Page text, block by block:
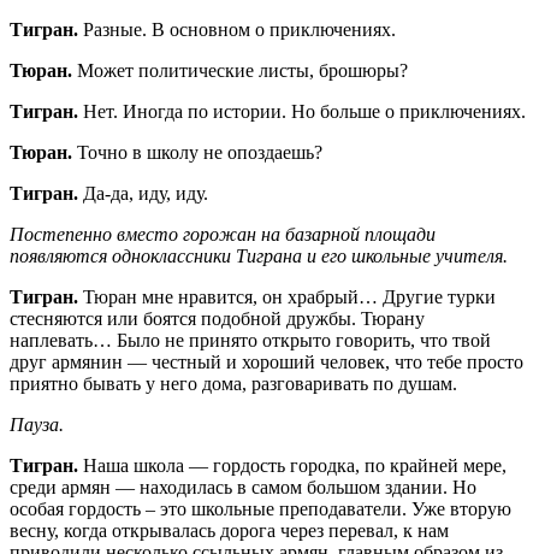
Тигран. Разные. В основном о приключениях.
Тюран. Может политические листы, брошюры?
Тигран. Нет. Иногда по истории. Но больше о приключениях.
Тюран. Точно в школу не опоздаешь?
Тигран. Да-да, иду, иду.
Постепенно вместо горожан на базарной площади
появляются одноклассники Тиграна и его школьные учителя.
Тигран. Тюран мне нравится, он храбрый… Другие турки
стесняются или боятся подобной дружбы. Тюрану
наплевать… Было не принято открыто говорить, что твой
друг армянин — честный и хороший человек, что тебе просто
приятно бывать у него дома, разговаривать по душам.
Пауза.
Тигран. Наша школа — гордость городка, по крайней мере,
среди армян — находилась в самом большом здании. Но
особая гордость – это школьные преподаватели. Уже вторую
весну, когда открывалась дорога через перевал, к нам